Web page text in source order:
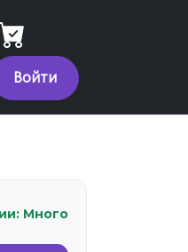
Войти
Много